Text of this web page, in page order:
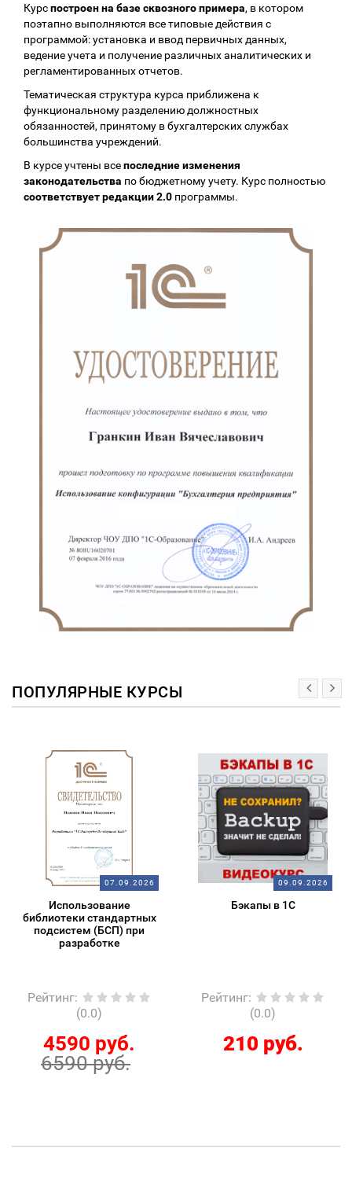
Курспостроен на базе сквозного примера, в котором
поэтапно выполняются все типовые действия с
программой: установка и ввод первичных данных,
ведение учета и получение различных аналитических и
регламентированных отчетов.
Тематическая структура курса приближена к
функциональному разделению должностных
обязанностей, принятому в бухгалтерских службах
большинства учреждений.
В курсе учтены всепоследние изменения
законодательства по бюджетному учету. Курс полностью
соответствует редакции 2.0 программы.
ПОПУЛЯРНЫЕ КУРСЫ
07.09.2026
Использование
библиотеки стандартных
подсистем (БСП) при
разработке
Рейтинг:
(0.0)
4590 руб.
6590 руб.
09.09.2026
Бэкапы в 1С
Рейтинг:
(0.0)
210 руб.